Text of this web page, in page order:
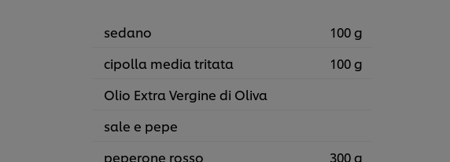
sedano
100 g
cipolla media tritata
100 g
Olio Extra Vergine di Oliva
sale e pepe
peperone rosso
300 g